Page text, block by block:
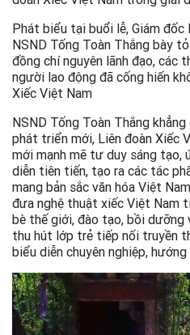
Phát biểu tại buổi lễ, Giám đốc
NSND Tống Toàn Thắng bày
đồng chí nguyên lãnh đạo, các
người lao động đã cống hiến
Xiếc Việt Nam
NSND Tống Toàn Thắng
phát triển mới, Liên đoàn Xiếc
mới mạnh mẽ tư duy sáng tạo,
diễn tiên tiến, tạo ra các tác
mang bản sắc văn hóa Việt
đưa nghệ thuật xiếc Việt Nam
bè thế giới, đào tạo, bồi dưỡng
thu hút lớp trẻ tiếp nối truyền
biểu diễn chuyên nghiệp,